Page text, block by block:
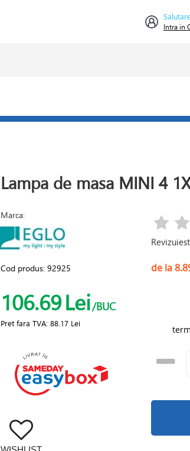
Intra in
Lampa de masa MINI 4
Marca:
Cod produs:92925
106.69Lei/BUC
Pret fara TVA: 88.17 Lei
de la